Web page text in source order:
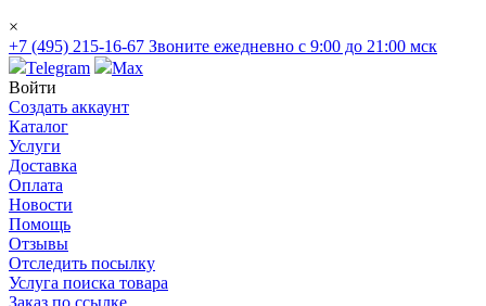
×
+7 (495) 215-16-67 Звоните ежедневно с 9:00 до 21:00 мск
Telegram
Max
Войти
Создать аккаунт
Каталог
Услуги
Доставка
Оплата
Новости
Помощь
Отзывы
Отследить посылку
Услуга поиска товара
Заказ по ссылке